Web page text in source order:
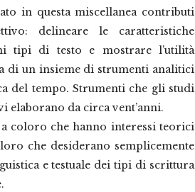
in questa miscellanea contributi
delineare le caratteristiche
tipi di testo e mostrare l’utilità
di un insieme di strumenti analitici
del tempo. Strumenti che gli studi
elaborano da circa vent’anni.
coloro che hanno interessi teorici
che desiderano semplicemente
e testuale dei tipi di scrittura